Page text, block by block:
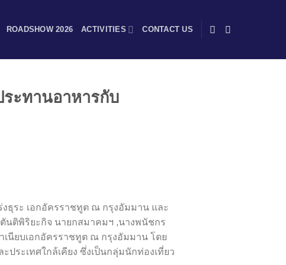
ROADSHOW 2026 ACTIVITIES CONTACT US
ระทานอาหารกับ
ธุระ เอกอัครราชทูต ณ กรุงอัมมาน และ
นติพิริยะกิจ นายกสมาคมฯ ,นางพนัชกร
เนียบเอกอัครราชทูต ณ กรุงอัมมาน โดย
ประเทศใกล้เคียง ซึ่งเป็นกลุ่มนักท่องเที่ยว